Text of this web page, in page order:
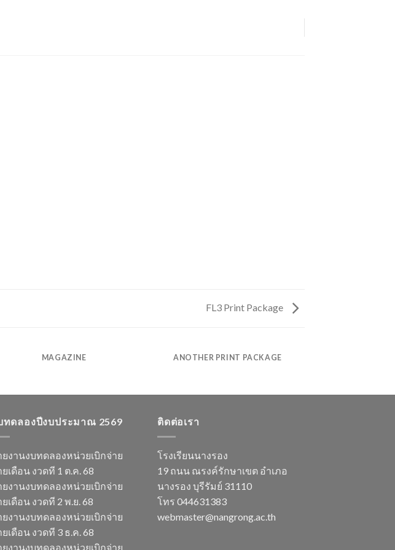
FL3 Print Package
MAGAZINE ANOTHER PRINT PACKAGE
ทดลองปีงบประมาณ 2569
ยงานงบทดลองหน่วยเบิกจ่าย
ยเดือน งวดที 1 ต.ค. 68
ยงานงบทดลองหน่วยเบิกจ่าย
ยเดือน งวดที 2 พ.ย. 68
ยงานงบทดลองหน่วยเบิกจ่าย
ยเดือน งวดที 3 ธ.ค. 68
ยงานงบทดลองหน่วยเบิกจ่าย
ติดต่อเรา
โรงเรียนนางรอง
19 ถนน ณรงค์รักษาเขต อำเภอ
นางรอง บุรีรัมย์ 31110
โทร 044631383
webmaster@nangrong.ac.th